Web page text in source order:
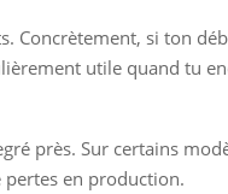
Concrètement, si ton
utile quand tu
près. Sur certains
pertes en production.